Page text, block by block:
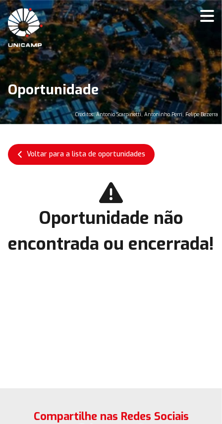
Oportunidade
Créditos: Antonio Scarpinetti, Antoninho Perri, Felipe Bezerra
Voltar para a lista de oportunidades
Oportunidade não
encontrada ou encerrada!
Compartilhe nas Redes Sociais